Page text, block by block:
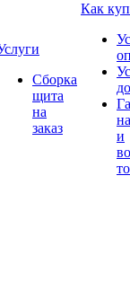
Сборка
щита
на
заказ
Как
и